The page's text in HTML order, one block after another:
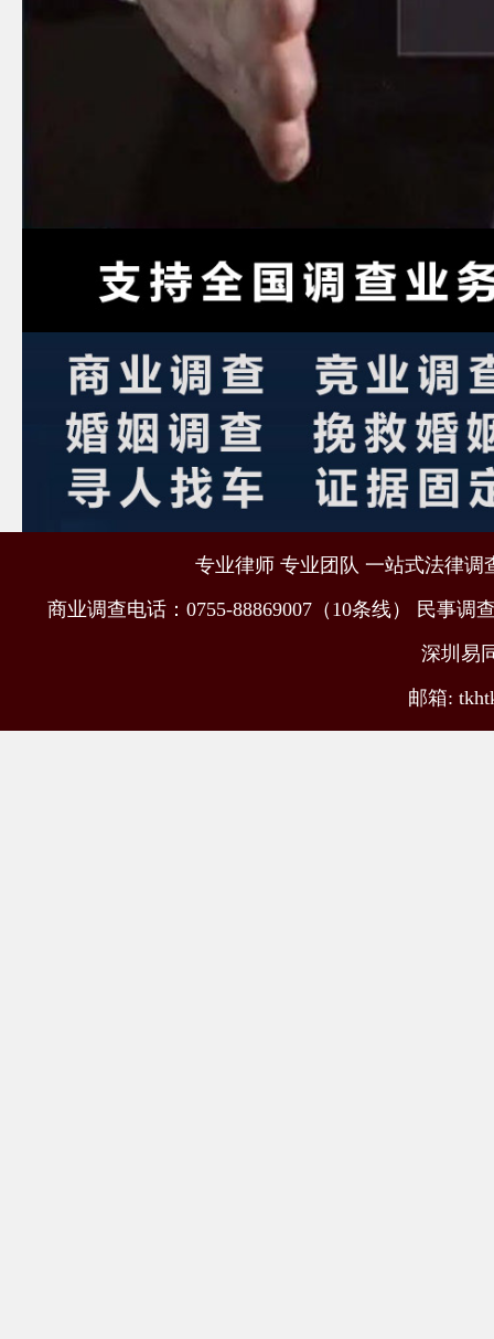
专业律师 专业团队 一站式法律调
商业调查电话：0755-88869007（10条线） 民事调
深圳易
邮箱: